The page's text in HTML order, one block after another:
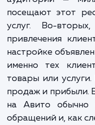
выдачи, а
максимальное
аудитории —
посещают этот
услуг. Во-
привлечения